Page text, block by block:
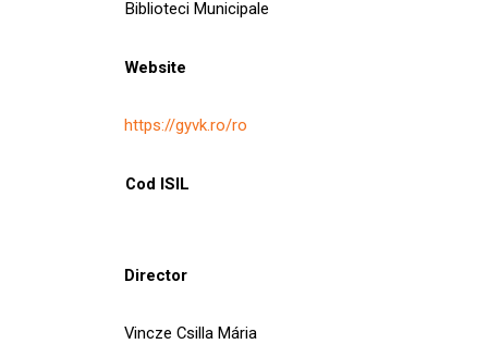
Biblioteci Municipale
Website
https://gyvk.ro/ro
Cod ISIL
Director
Vincze Csilla Mária